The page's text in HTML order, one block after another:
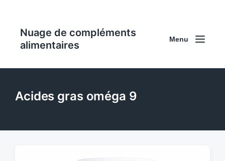
Nuage de compléments
alimentaires
Menu
Acides gras oméga 9